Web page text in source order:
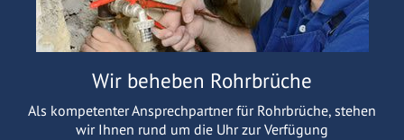
Wir beheben Rohrbrüche
Als kompetenter Ansprechpartner für Rohrbrüche, stehen
wir Ihnen rund um die Uhr zur Verfügung